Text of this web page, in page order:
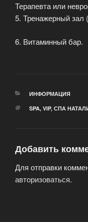
Терапевта или
5. Тренажерный зал
6. Витаминный бар.
РУБРИКИ
ИНФОРМАЦИЯ
МЕТКИ
SPA, VIP, СПА
Добавить
Для отправки
авторизоваться.